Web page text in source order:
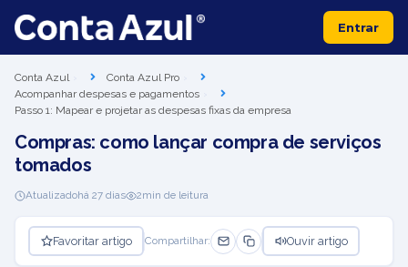
Entrar
Conta Azul
Conta Azul Pro
Acompanhar despesas e pagamentos
Passo 1: Mapear e projetar as despesas fixas da empresa
Compras: como lançar compra de serviços
tomados
Atualizadohá 27 dias 2min de leitura
Favoritar artigo Compartilhar: Ouvir artigo